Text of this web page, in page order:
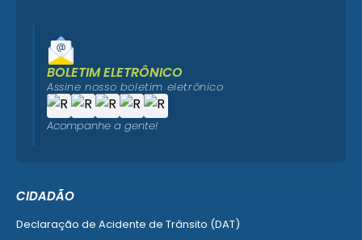
CIDADÃO
Declaração de Acidente de Trânsito (DAT)
BOLETIM ELETRÔNICO
Assine nosso boletim eletrônico
Acompanhe a gente!